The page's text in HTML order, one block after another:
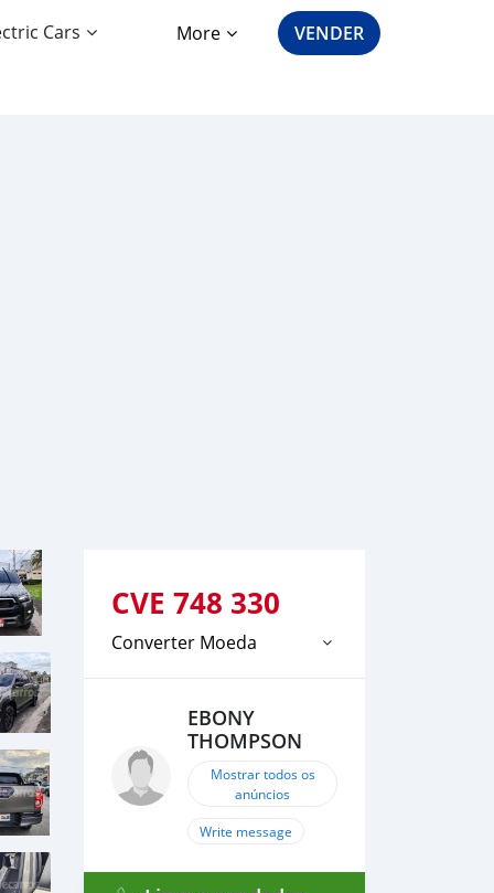
Cars More VENDER
CVE 748 330
Converter Moeda
EBONY
THOMPSON
Mostrar todos os
anúncios
Write message